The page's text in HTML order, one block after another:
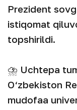
Prezident
istiqomat
topshirildi.
⛈ Uchtepa
O‘zbekiston
mudofaa